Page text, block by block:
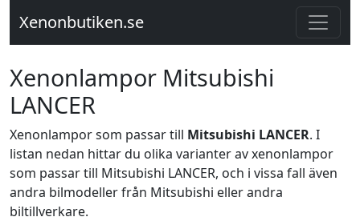
Xenonbutiken.se
Xenonlampor Mitsubishi
LANCER
Xenonlampor som passar till Mitsubishi LANCER. I
listan nedan hittar du olika varianter av xenonlampor
som passar till Mitsubishi LANCER, och i vissa fall även
andra bilmodeller från Mitsubishi eller andra
biltillverkare.